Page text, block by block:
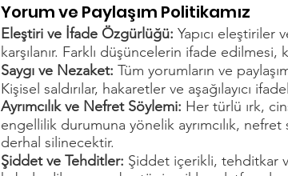
Yorum ve Paylaşım Politikamız
Eleştiri ve İfade Özgürlüğü: Yapıcı eleştiriler
karşılanır. Farklı düşüncelerin ifade edilmesi,
Saygı ve Nezaket: Tüm yorumların ve
Kişisel saldırılar, hakaretler ve aşağılayıcı
Ayrımcılık ve Nefret Söylemi: Her türlü ırk,
engellilik durumuna yönelik ayrımcılık,
derhal silinecektir.
Şiddet ve Tehditler: Şiddet içerikli, tehditkar